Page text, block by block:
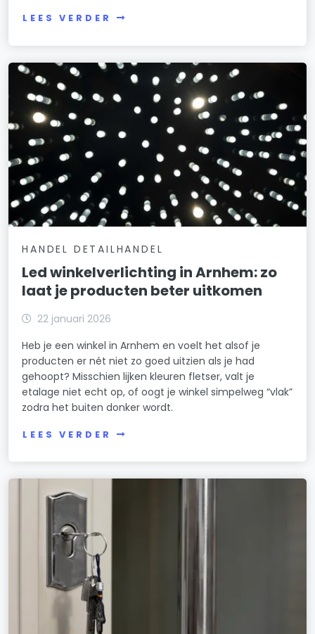
LEES VERDER
HANDEL DETAILHANDEL
Led winkelverlichting in Arnhem: zo
laat je producten beter uitkomen
22 januari 2026
Heb je een winkel in Arnhem en voelt het alsof je
producten er nét niet zo goed uitzien als je had
gehoopt? Misschien lijken kleuren fletser, valt je
etalage niet echt op, of oogt je winkel simpelweg “vlak”
zodra het buiten donker wordt.
LEES VERDER